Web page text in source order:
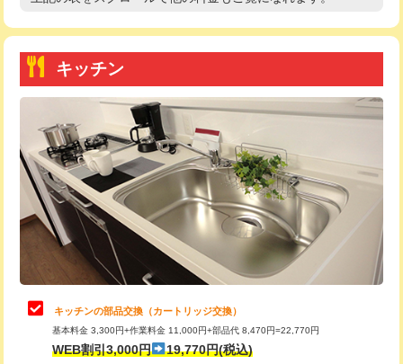
持込商品取付（普通便座⇔温水洗浄便
22,000円
給水管工事※（ホール加工)
給水管工事※（バンド止め) 3,300円
給水管工事※（支持金具設置) 5,500円
給水管工事※（保温材使用（バンド止
め込み）)
5,500円
給水管工事※（土の掘削・埋め戻し作
11,000円
給水管工事※（塩ビ管（VP・HI）使
用/3ｍまで)
給水管工事※（塩ビ管（VP・HI）使
高度高圧洗浄換 現地調査
トーラー機使用/3mまで
追加トーラー機使用/3m超え +3,300円
カメラ調査 33,000円
桝清掃 8,800円
止水・漏水調査・防水処理・清掃・修
理・調整・分解・加工など（軽作業）
11,000円
止水・漏水調査・防水処理・清掃・修
理・調整・分解・加工など（中作業）
22,000円
止水・漏水調査・防水処理・清掃・修
理・調整・分解・加工など（重作業）
33,000円
キッチン
キッチンの部品交換（カートリッジ交換）
基本料金 3,300円+作業料金 11,000円+部品代 8,470円=22,770円
WEB割引3,000円 19,770円(税込)